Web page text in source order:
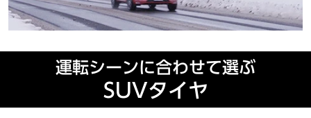
運転シーンに合わせて選ぶ
SUVタイヤ